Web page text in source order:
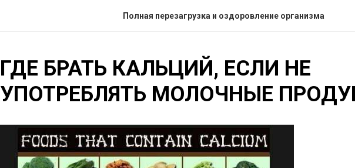
Полная перезагрузка и оздоровление организма
ГДЕ БРАТЬ КАЛЬЦИЙ, ЕСЛИ НЕ
УПОТРЕБЛЯТЬ МОЛОЧНЫЕ